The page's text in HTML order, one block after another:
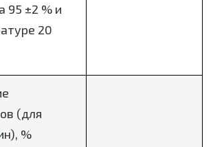
95 ±2 % и
20
(для
%